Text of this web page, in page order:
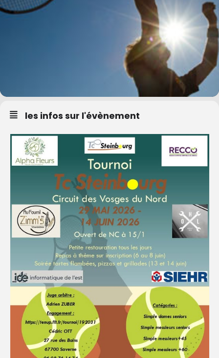
les infos sur l'évènement